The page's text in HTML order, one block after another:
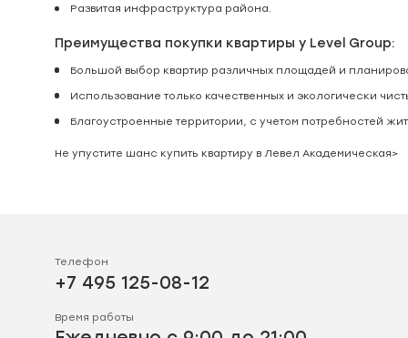
Развитая инфраструктура района.
Преимущества покупки квартиры у Level Group:
Большой выбор квартир различных площадей и
Использование только качественных и экологически
Благоустроенные территории, с учетом потребностей
Не упустите шанс купить квартиру в Левел Академическая>
Телефон
+7 495 125-08-12
Время работы